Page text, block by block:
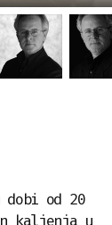
od 20
kaljenja u